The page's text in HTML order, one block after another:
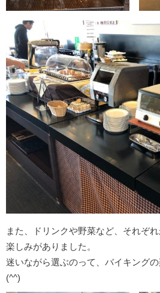
また、ドリンクや野菜など、それぞ
楽しみがありました。
迷いながら選ぶのって、バイキングの
(^^)